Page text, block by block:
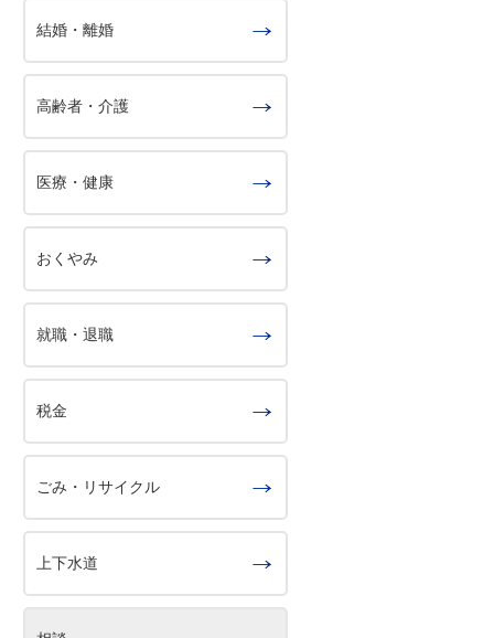
結婚・離婚
高齢者・介護
医療・健康
おくやみ
就職・退職
税金
ごみ・リサイクル
上下水道